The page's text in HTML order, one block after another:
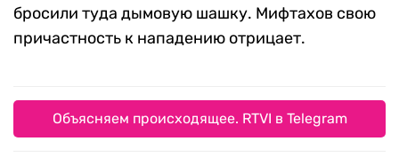
бросили туда дымовую шашку. Мифтахов свою
причастность к нападению отрицает.
Объясняем происходящее. RTVI в Telegram